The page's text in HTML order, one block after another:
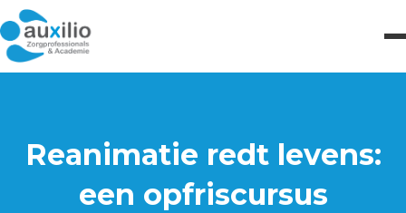
Reanimatie redt levens:
een opfriscursus